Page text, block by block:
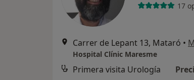
17
Carrer de Lepant 13, Mataró •
Hospital Clínic Maresme
Primera visita Urología